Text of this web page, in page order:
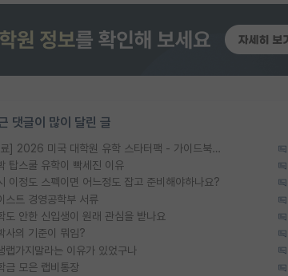
댓글이 많이 달린 글
[무료] 2026 미국 대학원 유학 스타터팩 - 가이드북 & 합격자 컨택메일 템플릿
탑스쿨 유학이 빡세진 이유
이정도 스펙이면 어느정도 잡고 준비해야하나요?
스트 경영공학부 서류
도 안한 신입생이 원래 관심을 받나요
사의 기준이 뭐임?
랩가지말라는 이유가 있었구나
금 모은 랩비통장